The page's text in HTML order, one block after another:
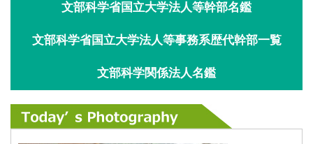
文部科学省国立大学法人等幹部名鑑
文部科学省国立大学法人等事務系歴代幹部一覧
文部科学関係法人名鑑